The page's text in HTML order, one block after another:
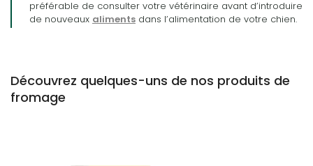
préférable de consulter votre vétérinaire avant d’introduire
de nouveaux aliments dans l’alimentation de votre chien.
Découvrez quelques-uns de nos produits de
fromage